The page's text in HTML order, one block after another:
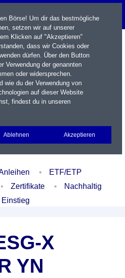
Portfolio Login
ETF/ETP
Zertifikate
Nachhaltig
Einstieg
X
YN
Börse! Um dir das bestmögliche
setzen wir auf unserer
Klicken auf "Akzeptieren"
dass wir Cookies oder
dürfen. Über den Button
Verwendung der genannten
oder widersprechen.
wie du der Verwendung von
auf dieser Website
findest du in unseren
Ablehnen Akzeptieren